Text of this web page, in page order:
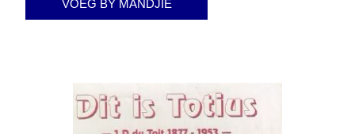
VOEG BY MANDJIE